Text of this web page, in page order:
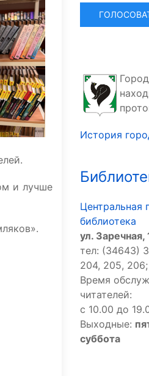
и лучше
История
Центральная
библиотека
ул. Заречная,
тел: (34643)
204, 205, 206;
Время
читателей:
с 10.00 до
Выходные:
суббота